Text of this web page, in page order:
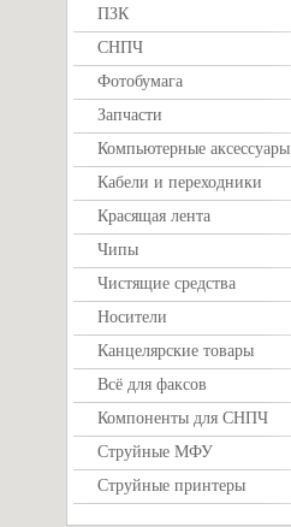
ПЗК
СНПЧ
Фотобумага
Запчасти
Компьютерные аксессуары
Кабели и переходники
Красящая лента
Чипы
Чистящие средства
Носители
Канцелярские товары
Всё для факсов
Компоненты для СНПЧ
Струйные МФУ
Струйные принтеры